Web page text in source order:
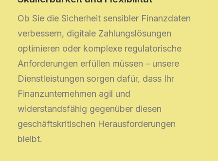
Ob Sie die Sicherheit sensibler Finanzdaten
verbessern, digitale Zahlungslösungen
optimieren oder komplexe regulatorische
Anforderungen erfüllen müssen – unsere
Dienstleistungen sorgen dafür, dass Ihr
Finanzunternehmen agil und
widerstandsfähig gegenüber diesen
geschäftskritischen Herausforderungen
bleibt.